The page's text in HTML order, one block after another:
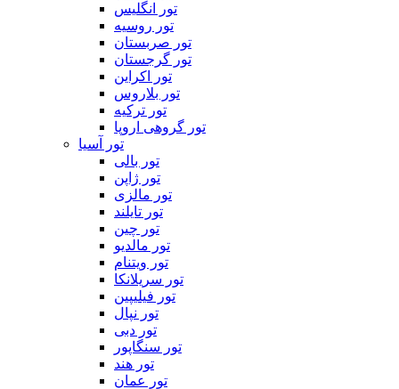
تور انگلیس
تور روسیه
تور صربستان
تور گرجستان
تور اکراین
تور بلاروس
تور ترکیه
تور گروهی اروپا
تور آسیا
تور بالی
تور ژاپن
تور مالزی
تور تایلند
تور چین
تور مالدیو
تور ویتنام
تور سریلانکا
تور فیلیپین
تور نپال
تور دبی
تور سنگاپور
تور هند
تور عمان